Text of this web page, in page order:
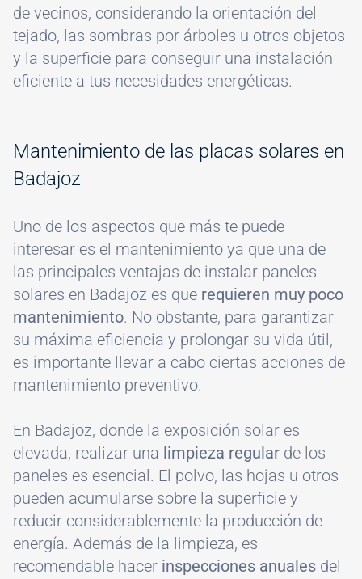
de vecinos, considerando la orientación del
tejado, las sombras por árboles u otros objetos
y la superficie para conseguir una instalación
eficiente a tus necesidades energéticas.
Mantenimiento de las placas solares en
Badajoz
Uno de los aspectos que más te puede
interesar es el mantenimiento ya que una de
las principales ventajas de instalar paneles
solares en Badajoz es que requieren muy poco
mantenimiento. No obstante, para garantizar
su máxima eficiencia y prolongar su vida útil,
es importante llevar a cabo ciertas acciones de
mantenimiento preventivo.
En Badajoz, donde la exposición solar es
elevada, realizar una limpieza regular de los
paneles es esencial. El polvo, las hojas u otros
pueden acumularse sobre la superficie y
reducir considerablemente la producción de
energía. Además de la limpieza, es
recomendable hacer inspecciones anuales del